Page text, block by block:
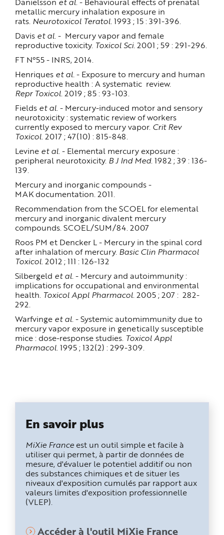
metallic mercury inhalation exposure in
rats. Neurotoxicol Teratol.1993 ; 15 : 391-396.
Davis et al. - Mercury vapor and female
reproductive toxicity. Toxicol Sci.2001 ; 59 : 291-296.
FT N°55 - INRS, 2014.
Henriques et al.- Exposure to mercury and human
reproductive health : A systematic review.
Repr Toxicol. 2019 ; 85 : 93-103.
Fields et al. - Mercury-induced motor and sensory
neurotoxicity : systematic review of workers
currently exposed to mercury vapor. Crit Rev
Toxicol. 2017 ; 47(10) : 815-848.
Levine et al. - Elemental mercury exposure :
peripheral neurotoxicity. B J Ind Med. 1982 ; 39 : 136-
139.
Mercury and inorganic compounds -
MAK documentation. 2011.
Recommendation from the SCOEL for elemental
mercury and inorganic divalent mercury
compounds. SCOEL/SUM/84. 2007
Roos PM et Dencker L - Mercury in the spinal cord
after inhalation of mercury. Basic Clin Pharmacol
Toxicol. 2012 ; 111 : 126-132
Silbergeld et al. - Mercury and autoimmunity :
implications for occupational and environmental
health. Toxicol Appl Pharmacol. 2005 ; 207 : 282-
292.
Warfvinge et al. - Systemic automimmunity due to
mercury vapor exposure in genetically susceptible
mice : dose-response studies. Toxicol Appl
Pharmacol. 1995 ; 132(2) : 299-309.
En savoir plus
MiXie France est un outil simple et facile à
utiliser qui permet, à partir de données de
mesure, d'évaluer le potentiel additif ou non
des substances chimiques et de situer les
niveaux d'exposition cumulés par rapport aux
valeurs limites d'exposition professionnelle
(VLEP).
Accéder à l'outil MiXie France